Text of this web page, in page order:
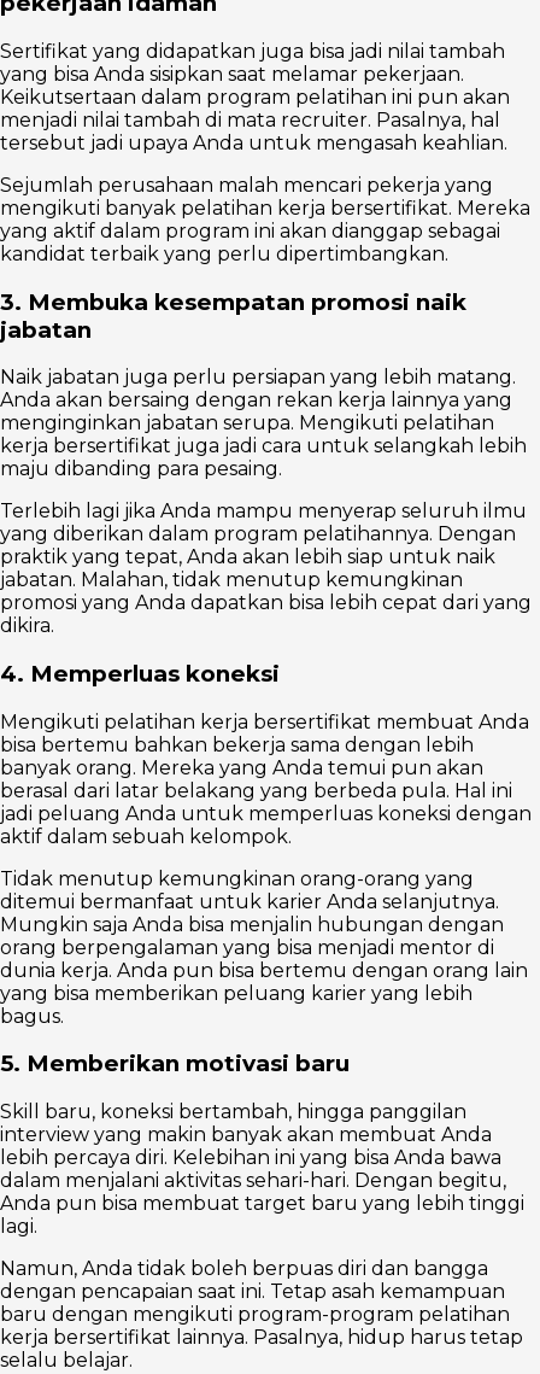
Sertifikat yang didapatkan juga bisa jadi nilai tambah
yang bisa Anda sisipkan saat melamar pekerjaan.
Keikutsertaan dalam program pelatihan ini pun akan
menjadi nilai tambah di mata recruiter. Pasalnya, hal
tersebut jadi upaya Anda untuk mengasah keahlian.
Sejumlah perusahaan malah mencari pekerja yang
mengikuti banyak pelatihan kerja bersertifikat. Mereka
yang aktif dalam program ini akan dianggap sebagai
kandidat terbaik yang perlu dipertimbangkan.
3. Membuka kesempatan promosi naik
jabatan
Naik jabatan juga perlu persiapan yang lebih matang.
Anda akan bersaing dengan rekan kerja lainnya yang
menginginkan jabatan serupa. Mengikuti pelatihan
kerja bersertifikat juga jadi cara untuk selangkah lebih
maju dibanding para pesaing.
Terlebih lagi jika Anda mampu menyerap seluruh ilmu
yang diberikan dalam program pelatihannya. Dengan
praktik yang tepat, Anda akan lebih siap untuk naik
jabatan. Malahan, tidak menutup kemungkinan
promosi yang Anda dapatkan bisa lebih cepat dari yang
dikira.
4. Memperluas koneksi
Mengikuti pelatihan kerja bersertifikat membuat Anda
bisa bertemu bahkan bekerja sama dengan lebih
banyak orang. Mereka yang Anda temui pun akan
berasal dari latar belakang yang berbeda pula. Hal ini
jadi peluang Anda untuk memperluas koneksi dengan
aktif dalam sebuah kelompok.
Tidak menutup kemungkinan orang-orang yang
ditemui bermanfaat untuk karier Anda selanjutnya.
Mungkin saja Anda bisa menjalin hubungan dengan
orang berpengalaman yang bisa menjadi mentor di
dunia kerja. Anda pun bisa bertemu dengan orang lain
yang bisa memberikan peluang karier yang lebih
bagus.
5. Memberikan motivasi baru
Skill baru, koneksi bertambah, hingga panggilan
interview yang makin banyak akan membuat Anda
lebih percaya diri. Kelebihan ini yang bisa Anda bawa
dalam menjalani aktivitas sehari-hari. Dengan begitu,
Anda pun bisa membuat target baru yang lebih tinggi
lagi.
Namun, Anda tidak boleh berpuas diri dan bangga
dengan pencapaian saat ini. Tetap asah kemampuan
baru dengan mengikuti program-program pelatihan
kerja bersertifikat lainnya. Pasalnya, hidup harus tetap
selalu belajar.